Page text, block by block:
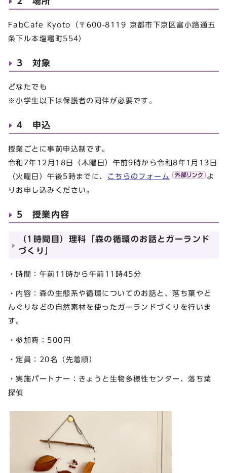
FabCafe Kyoto（〒600-8119 京都市下京区富小路通五
条下​ル本塩竈町554）
3 対象
どなたでも
※小学生以下は保護者の同伴が必要です。
4 申込
授業ごとに事前申込制です。
令和7年12月18日（木曜日）午前9時から令和8年1月13日
（火曜日）午後5時までに、
こちらのフォーム
よ
りお申し込みください。
5 授業内容
（1時間目）理科「森の循環のお話とガーランド
づくり」
・時間：午前11時から午前11時45分
・内容：森の生態系や循環についてのお話と、落ち葉やど
んぐりなどの自然素材を使ったガーランドづくりを行いま
す。
・参加費：500円
・定員：20名（先着順）
・実施パートナー：きょうと生物多様性センター、落ち葉
探偵